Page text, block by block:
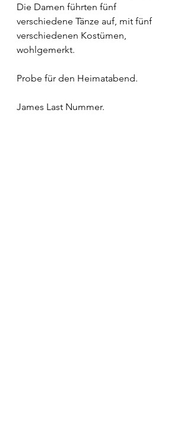
Die Damen führten fünf
verschiedene Tänze auf, mit fünf
verschiedenen Kostümen,
wohlgemerkt.
Probe für den Heimatabend.
James Last Nummer.